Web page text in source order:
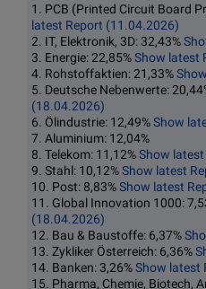
1. PCB (Printed Circuit Board
latest Report (11.04.2026)
2. IT, Elektronik, 3D: 32,43%
3. Energie: 22,85%Show latest
4. Rohstoffaktien: 21,33%
5. Deutsche Nebenwerte:
(18.04.2026)
6. Ölindustrie: 12,49%Show
7. Aluminium: 12,04%
8. Telekom: 11,12%Show
9. Stahl: 10,12%Show latest
10. Post: 8,83%Show latest
11. Global Innovation 1000:
(18.04.2026)
12. Bau & Baustoffe: 6,37%
13. Zykliker Österreich: 6,36%
14. Banken: 3,26%Show latest
15. Pharma, Chemie, Biotech,